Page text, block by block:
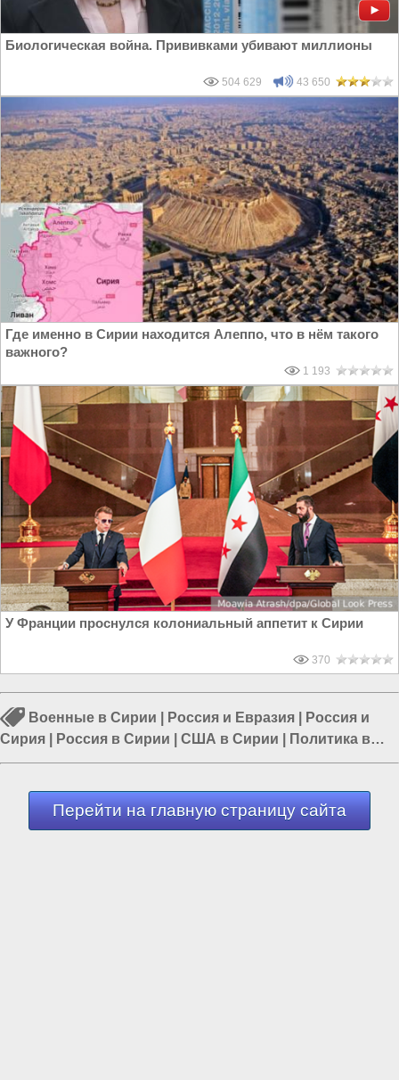
Биологическая война. Прививками убивают миллионы
504 629 43 650
Где именно в Сирии находится Алеппо, что в нём такого
важного?
1 193
У Франции проснулся колониальный аппетит к Сирии
370
Военные в Сирии Россия и Евразия
Россия и
Сирия
Россия в Сирии США в Сирии
Политика в
мире|Россия и Запад
Перейти на главную страницу сайта